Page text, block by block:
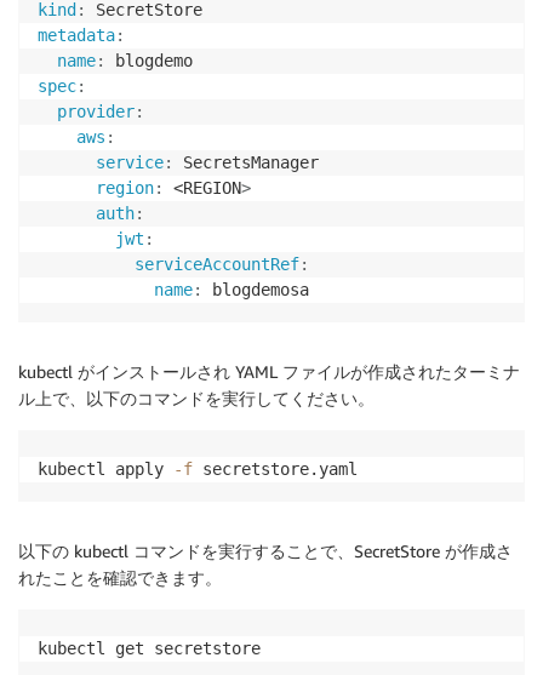
kind :
metadata:
name:
spec:
provider:
aws :
service:
SecretsManager
region: <REGION>
auth:
jwt :
serviceAccountRef:
name: blogdemosa
kubectl がインストールされ YAML ファイルが作成されたターミナ
ル上で、以下のコマンドを実行してください。
kubectl apply -f secretstore.yaml
以下の kubectl コマンドを実行することで、SecretStore が作成さ
れたことを確認できます。
kubectl get secretstore